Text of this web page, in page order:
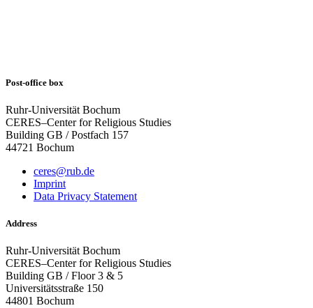
Post-office box
Ruhr-Universität Bochum
CERES–Center for Religious Studies
Building GB / Postfach 157
44721 Bochum
ceres@rub.de
Imprint
Data Privacy Statement
Address
Ruhr-Universität Bochum
CERES–Center for Religious Studies
Building GB / Floor 3 & 5
Universitätsstraße 150
44801 Bochum